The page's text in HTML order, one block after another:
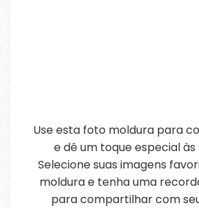
Use esta foto moldura para
e dê um toque especial às
Selecione suas imagens
moldura e tenha uma
para compartilhar com